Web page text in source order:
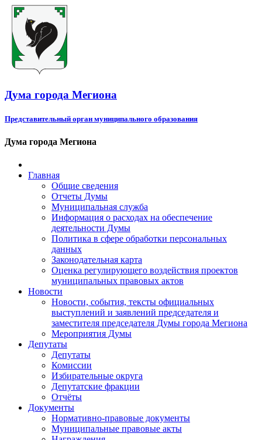
Дума города Мегиона
Представительный орган муниципального образования
Дума города Мегиона
Главная
Общие сведения
Отчеты Думы
Муниципальная служба
Информация о расходах на обеспечение
деятельности Думы
Политика в сфере обработки персональных
данных
Законодательная карта
Оценка регулирующего воздействия проектов
муниципальных правовых актов
Новости
Новости, события, тексты официальных
выступлений и заявлений председателя и
заместителя председателя Думы города Мегиона
Мероприятия Думы
Депутаты
Депутаты
Комиссии
Избирательные округа
Депутатские фракции
Отчёты
Документы
Нормативно-правовые документы
Муниципальные правовые акты